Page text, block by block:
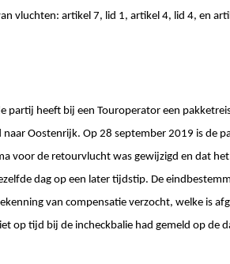
vluchten: artikel 7, lid 1, artikel 4, lid 4, en
partij heeft bij een Touroperator een
naar Oostenrijk. Op 28 september 2019 is de
voor de retourvlucht was gewijzigd en dat
dag op een later tijdstip. De
van compensatie verzocht, welke is
op tijd bij de incheckbalie had gemeld op de